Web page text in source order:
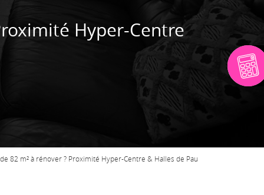
Hyper-Centre
82 m² à rénover ? Proximité Hyper-Centre & Halles de Pau